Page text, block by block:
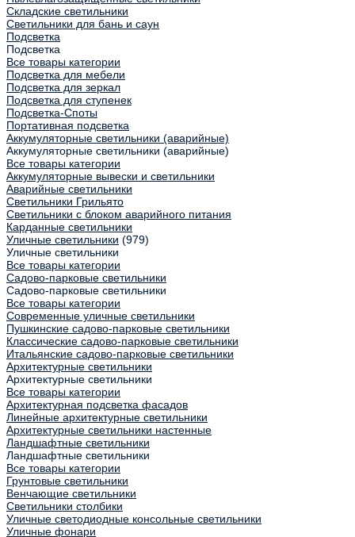
Складские светильники
Светильники для бань и саун
Подсветка
Подсветка
Все товары категории
Подсветка для мебели
Подсветка для зеркал
Подсветка для ступенек
Подсветка-Споты
Портативная подсветка
Аккумуляторные светильники (аварийные)
Аккумуляторные светильники (аварийные)
Все товары категории
Аккумуляторные вывески и светильники
Аварийные светильники
Светильники Грильято
Светильники с блоком аварийного питания
Карданные светильники
Уличные светильники (979)
Уличные светильники
Все товары категории
Садово-парковые светильники
Садово-парковые светильники
Все товары категории
Современные уличные светильники
Пушкинские садово-парковые светильники
Классические садово-парковые светильники
Итальянские садово-парковые светильники
Архитектурные светильники
Архитектурные светильники
Все товары категории
Архитектурная подсветка фасадов
Линейные архитектурные светильники
Архитектурные светильники настенные
Ландшафтные светильники
Ландшафтные светильники
Все товары категории
Грунтовые светильники
Венчающие светильники
Светильники столбики
Уличные светодиодные консольные светильники
Уличные фонари